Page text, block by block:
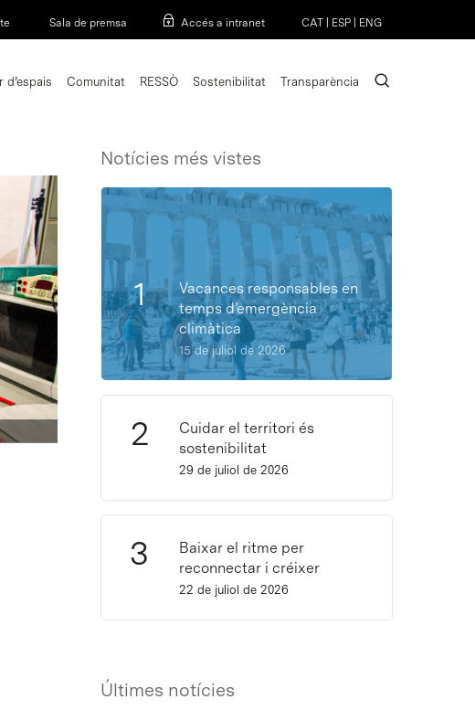
Sala de premsa Accés a intranet CAT ESP ENG
d’espais Comunitat RESSÒ Sostenibilitat Transparència search
Notícies més vistes
Vacances responsables en
temps d’emergència
climàtica
15 de juliol de 2026
Cuidar el territori és
sostenibilitat
29 de juliol de 2026
Baixar el ritme per
reconnectar i créixer
22 de juliol de 2026
Últimes notícies